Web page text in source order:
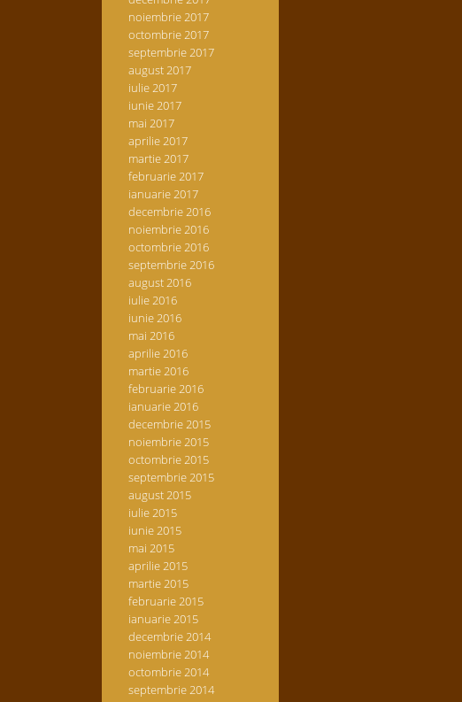
noiembrie 2017
octombrie 2017
septembrie 2017
august 2017
iulie 2017
iunie 2017
mai 2017
aprilie 2017
martie 2017
februarie 2017
ianuarie 2017
decembrie 2016
noiembrie 2016
octombrie 2016
septembrie 2016
august 2016
iulie 2016
iunie 2016
mai 2016
aprilie 2016
martie 2016
februarie 2016
ianuarie 2016
decembrie 2015
noiembrie 2015
octombrie 2015
septembrie 2015
august 2015
iulie 2015
iunie 2015
mai 2015
aprilie 2015
martie 2015
februarie 2015
ianuarie 2015
decembrie 2014
noiembrie 2014
octombrie 2014
septembrie 2014